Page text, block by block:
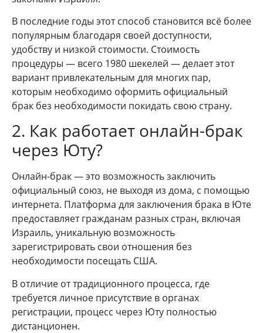
В последние годы этот способ становится всё более
популярным благодаря своей доступности,
удобству и низкой стоимости. Стоимость
процедуры — всего 1980 шекелей — делает этот
вариант привлекательным для многих пар,
которым необходимо оформить официальный
брак без необходимости покидать свою страну.
2. Как работает онлайн-брак
через Юту?
Онлайн-брак — это возможность заключить
официальный союз, не выходя из дома, с помощью
интернета. Платформа для заключения брака в Юте
предоставляет гражданам разных стран, включая
Израиль, уникальную возможность
зарегистрировать свои отношения без
необходимости посещать США.
В отличие от традиционного процесса, где
требуется личное присутствие в органах
регистрации, процесс через Юту полностью
дистанционен.